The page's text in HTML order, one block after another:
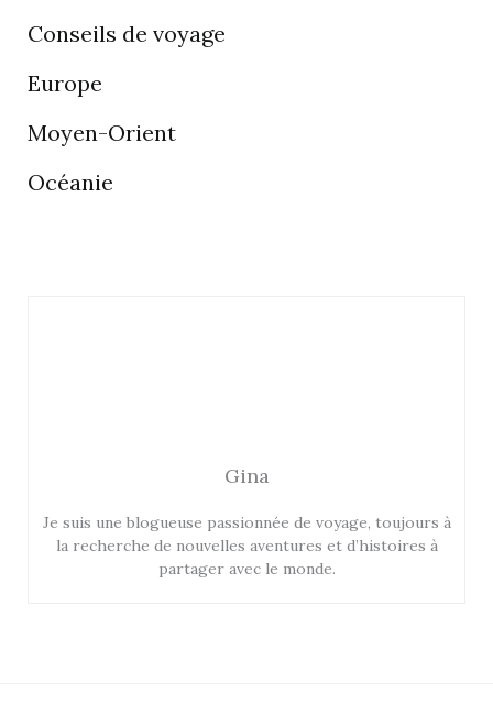
Conseils de voyage
Europe
Moyen-Orient
Océanie
Gina
Je suis une blogueuse passionnée de voyage, toujours à
la recherche de nouvelles aventures et d’histoires à
partager avec le monde.